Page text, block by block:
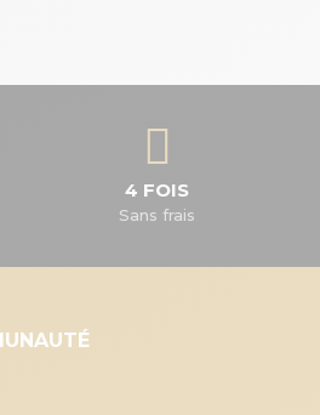
4 FOIS
Sans frais